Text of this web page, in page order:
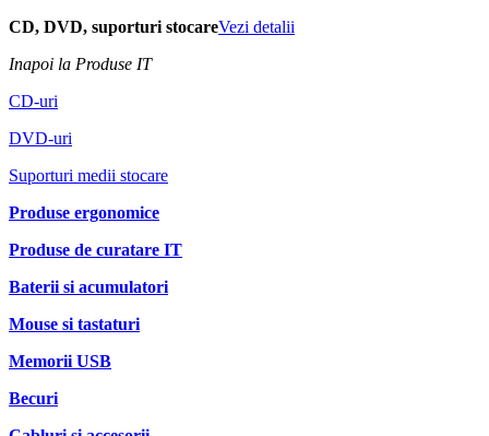
CD, DVD, suporturi stocareVezi detalii
Inapoi la Produse IT
CD-uri
DVD-uri
Suporturi medii stocare
Produse ergonomice
Produse de curatare IT
Baterii si acumulatori
Mouse si tastaturi
Memorii USB
Becuri